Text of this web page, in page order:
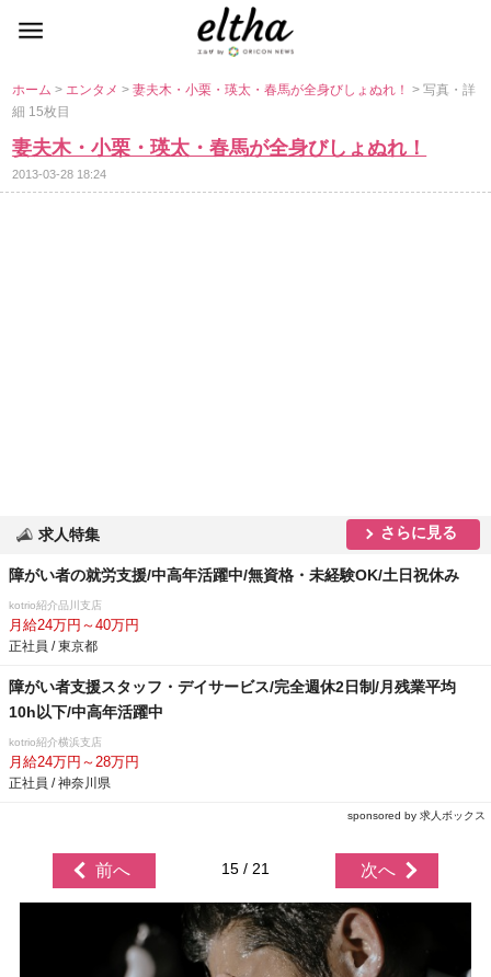
ホーム> エンタメ>妻夫木・小栗・瑛太・春馬が全身びしょぬれ！> 写真・詳
細 15枚目
妻夫木・小栗・瑛太・春馬が全身びしょぬれ！
2013-03-28 18:24
求人特集 さらに見る
障がい者の就労支援/中高年活躍中/無資格・未経験OK/土日祝休み
kotrio紹介品川支店
月給24万円～40万円
正社員 / 東京都
障がい者支援スタッフ・デイサービス/完全週休2日制/月残業平均
10h以下/中高年活躍中
kotrio紹介横浜支店
月給24万円～28万円
正社員 / 神奈川県
sponsored by 求人ボックス
前へ 15 / 21 次へ